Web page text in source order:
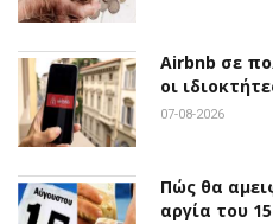
Airbnb σε
οι
07-08-2026
Πώς θα
αργία του